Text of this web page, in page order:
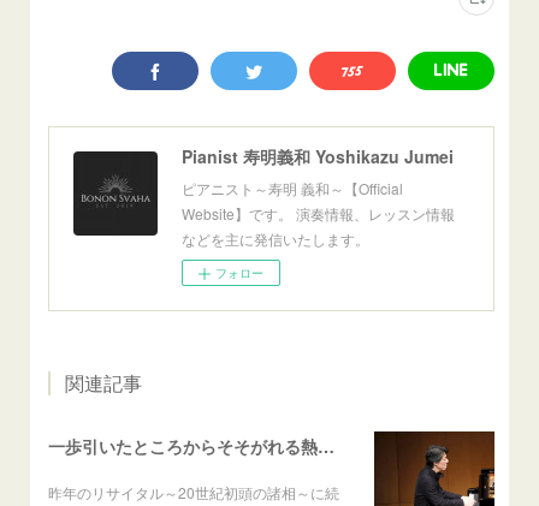
Pianist 寿明義和 Yoshikazu Jumei
ピアニスト～寿明 義和～【Official
Website】です。 演奏情報、レッスン情報
などを主に発信いたします。
フォロー
関連記事
一歩引いたところからそそがれる熱いまなざし──寿明義和ピアノリサイタル Aufschwung～飛翔～ 篠村友輝哉
昨年のリサイタル～20世紀初頭の諸相～に続